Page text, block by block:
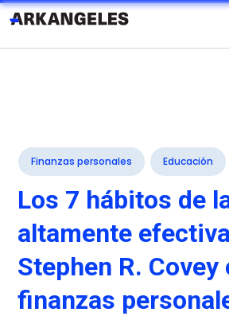
Finanzas personales Educación
Los 7 hábitos de
altamente
Stephen R. Covey
finanzas